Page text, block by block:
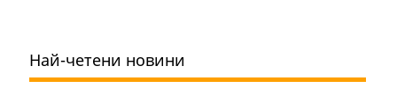
Най-четени новини